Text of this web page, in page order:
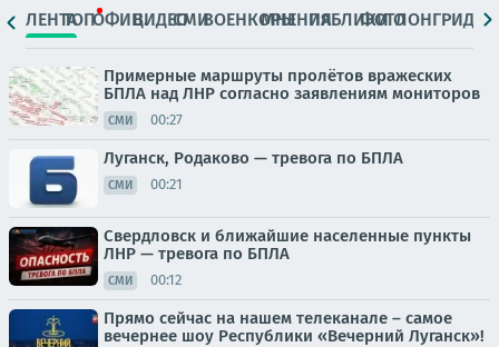
ЛЕНТАТОПОФИЦ.ВИДЕОСМИВОЕНКОРЫМНЕНИЯПАБЛИКИ
ФОТОЛОНГРИДЫ
Примерные маршруты пролётов вражеских
БПЛА над ЛНР согласно заявлениям мониторов
СМИ 00:27
Луганск, Родаково — тревога по БПЛА
СМИ 00:21
Свердловск и ближайшие населенные пункты
ЛНР — тревога по БПЛА
СМИ 00:12
Прямо сейчас на нашем телеканале – самое
вечернее шоу Республики «Вечерний Луганск»!